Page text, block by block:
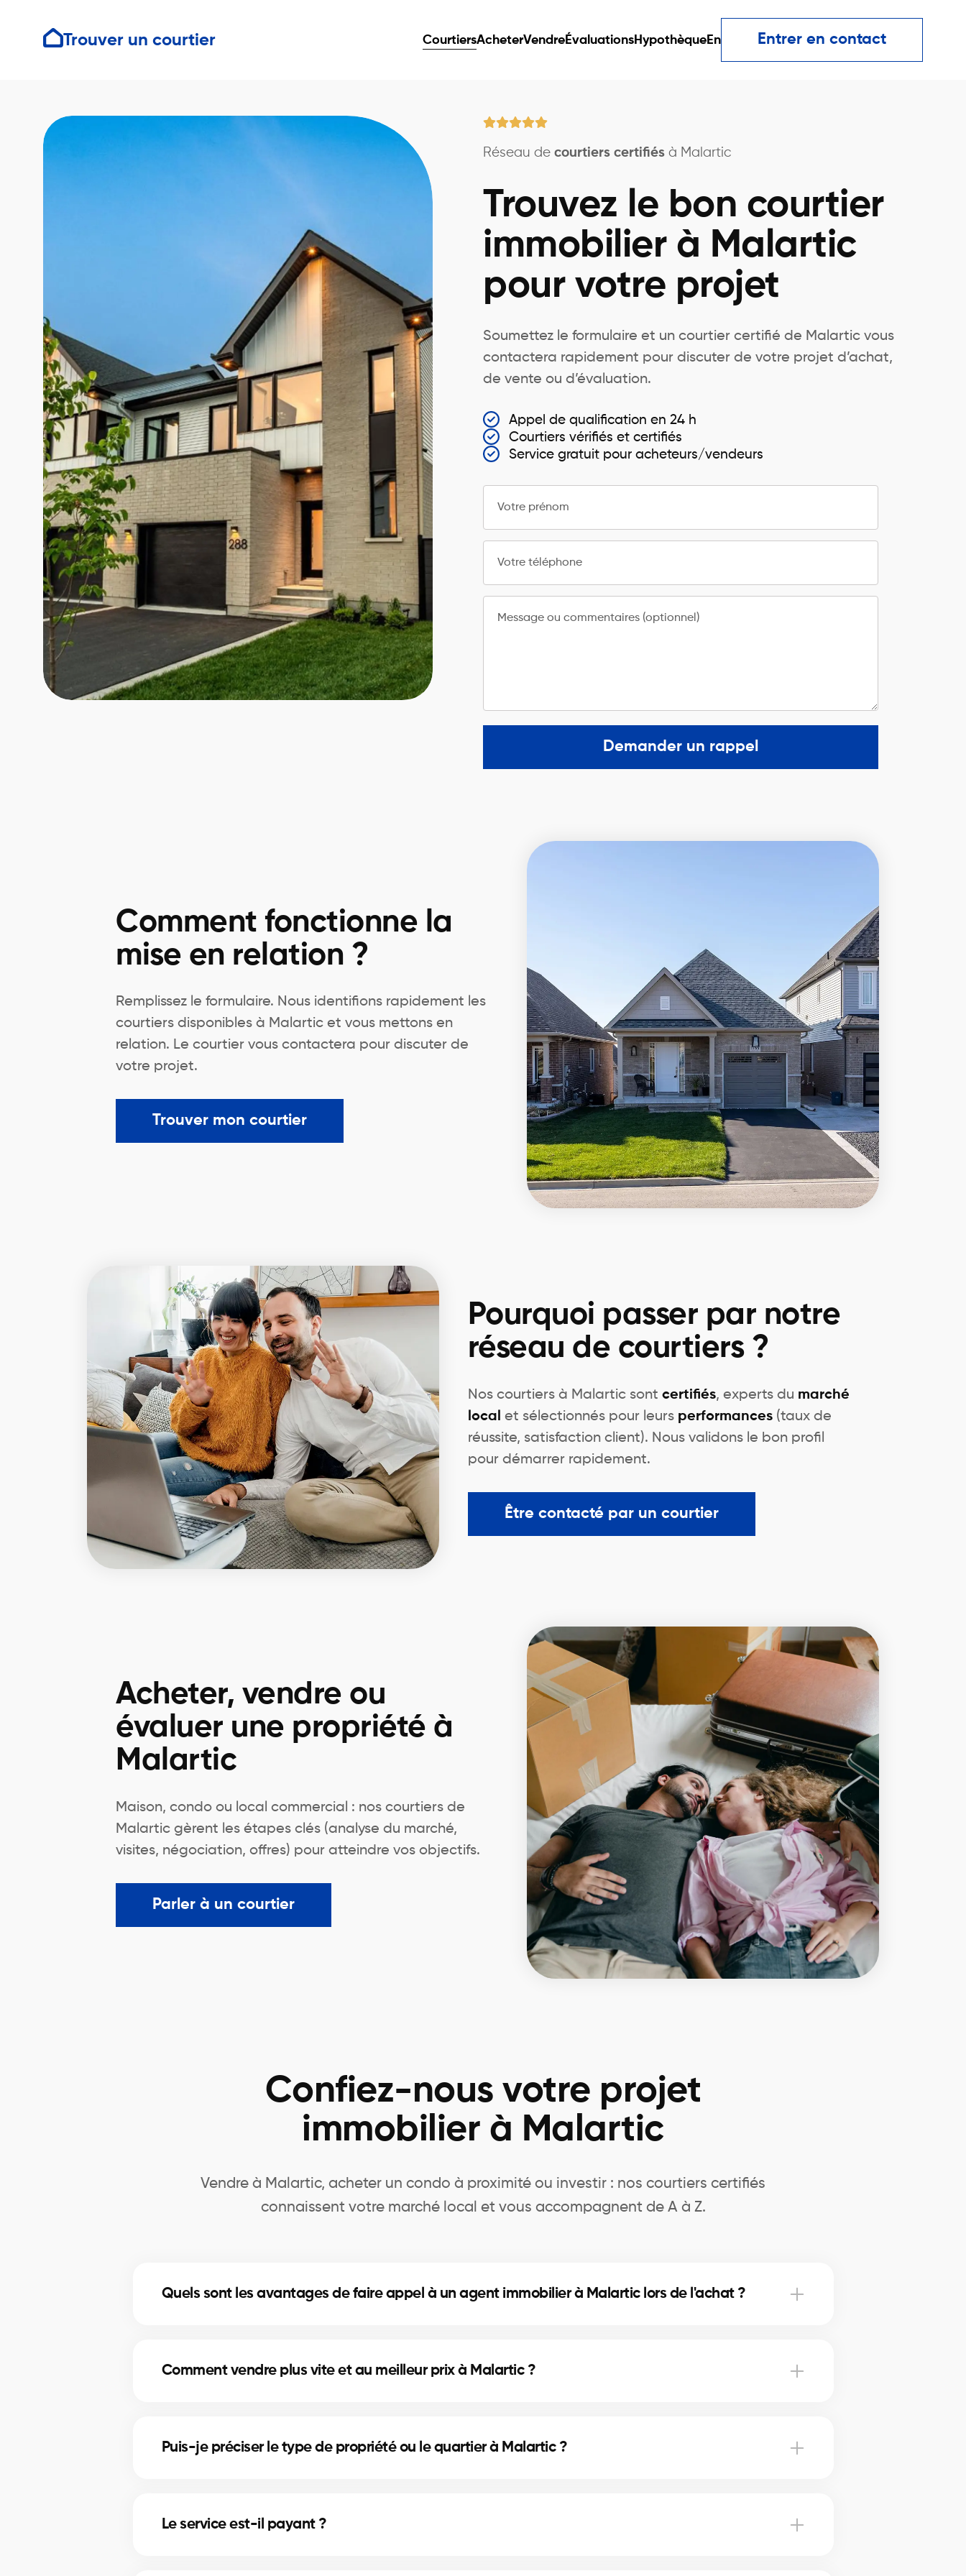
Trouver un courtier CourtiersAcheterVendreÉvaluationsHypothèqueEn Entrer en contact
Réseau de courtiers certifiés à Malartic
Trouvez le bon courtier
immobilier à Malartic
pour votre projet
Soumettez le formulaire et un courtier certifié de Malartic vous
contactera rapidement pour discuter de votre projet d’achat,
de vente ou d’évaluation.
Appel de qualification en 24 h
Courtiers vérifiés et certifiés
Service gratuit pour acheteurs/vendeurs
Votre prénom
Votre téléphone
Message ou commentaires (optionnel)
Demander un rappel
Comment fonctionne la
mise en relation ?
Remplissez le formulaire. Nous identifions rapidement les
courtiers disponibles à Malartic et vous mettons en
relation. Le courtier vous contactera pour discuter de
votre projet.
Trouver mon courtier
Pourquoi passer par notre
réseau de courtiers ?
Nos courtiers à Malartic sont certifiés, experts du marché
local et sélectionnés pour leurs performances(taux de
réussite, satisfaction client). Nous validons le bon profil
pour démarrer rapidement.
Être contacté par un courtier
Acheter, vendre ou
évaluer une propriété à
Malartic
Maison, condo ou local commercial : nos courtiers de
Malartic gèrent les étapes clés (analyse du marché,
visites, négociation, offres) pour atteindre vos objectifs.
Parler à un courtier
Confiez-nous votre projet
immobilier à Malartic
Vendre à Malartic, acheter un condo à proximité ou investir : nos courtiers certifiés
connaissent votre marché local et vous accompagnent de A à Z.
Quels sont les avantages de faire appel à un agent immobilier à Malartic lors de l'achat ?
Comment vendre plus vite et au meilleur prix à Malartic ?
Puis-je préciser le type de propriété ou le quartier à Malartic ?
Le service est-il payant ?